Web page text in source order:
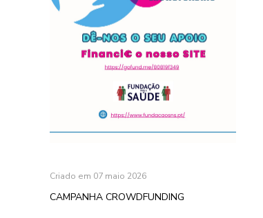
Criado em 07 maio 2026
CAMPANHA CROWDFUNDING